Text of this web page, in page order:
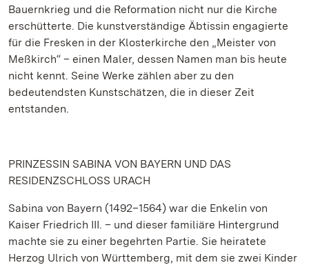
Bauernkrieg und die Reformation nicht nur die Kirche
erschütterte. Die kunstverständige Äbtissin engagierte
für die Fresken in der Klosterkirche den „Meister von
Meßkirch“ – einen Maler, dessen Namen man bis heute
nicht kennt. Seine Werke zählen aber zu den
bedeutendsten Kunstschätzen, die in dieser Zeit
entstanden.
PRINZESSIN SABINA VON BAYERN UND DAS
RESIDENZSCHLOSS URACH
Sabina von Bayern (1492–1564) war die Enkelin von
Kaiser Friedrich III. – und dieser familiäre Hintergrund
machte sie zu einer begehrten Partie. Sie heiratete
Herzog Ulrich von Württemberg, mit dem sie zwei Kinder